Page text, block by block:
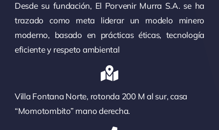
Desde su fundación, El Porvenir Murra S.A. se ha
trazado como meta liderar un modelo minero
moderno, basado en prácticas éticas, tecnología
eficiente y respeto ambiental
Villa Fontana Norte, rotonda 200 M al sur, casa
“Momotombito” mano derecha.